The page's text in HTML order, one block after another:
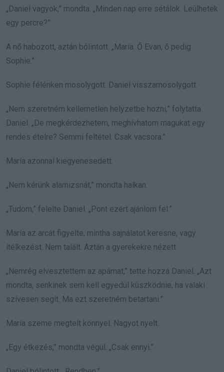
„Daniel vagyok,” mondta. „Minden nap erre sétálok. Leülhetek
egy percre?”
A nő habozott, aztán bólintott. „María. Ő Evan, ő pedig
Sophie.”
Sophie félénken mosolygott. Daniel visszamosolygott.
„Nem szeretném kellemetlen helyzetbe hozni,” folytatta
Daniel. „De megkérdezhetem, meghívhatom magukat egy
rendes ételre? Semmi feltétel. Csak vacsora.”
María azonnal kiegyenesedett.
„Nem kérünk alamizsnát,” mondta halkan.
„Tudom,” felelte Daniel. „Pont ezért ajánlom fel.”
María az arcát figyelte, mintha sajnálatot keresne, vagy
ítélkezést. Nem talált. Aztán a gyerekekre nézett.
„Nemrég elvesztettem az apámat,” tette hozzá Daniel. „Azt
mondta, senkinek sem kell egyedül küszködnie, ha valaki
szívesen segít. Ma ezt szeretném betartani.”
María szeme megtelt könnyel. Nagyot nyelt.
„Egy étkezés,” mondta végül. „Csak ennyi.”